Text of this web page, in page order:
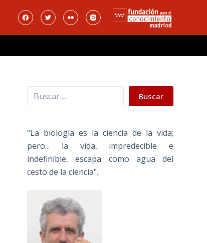
Buscar Buscar
"La biología es la ciencia de la vida;
pero... la vida, impredecible e
indefinible, escapa como agua del
cesto de la ciencia".